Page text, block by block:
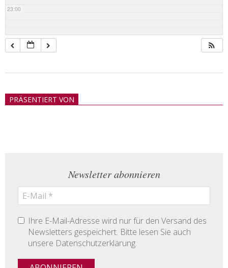
23:00
21PRÄSENTIERT VON
Newsletter abonnieren
Ihre E-Mail-Adresse wird nur für den Versand des
Newsletters gespeichert. Bitte lesen Sie auch
unsere Datenschutzerklärung.